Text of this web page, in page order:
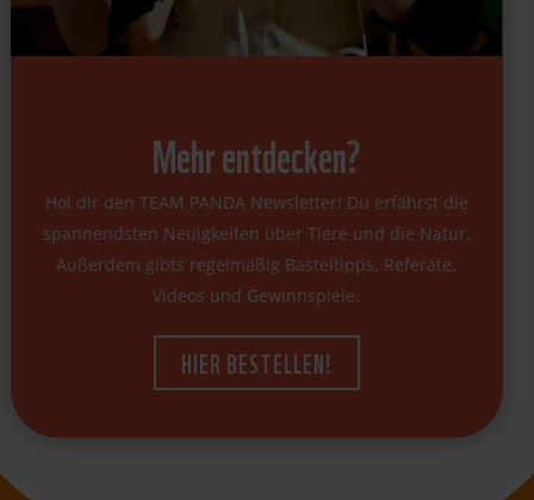
Mehr entdecken?
Hol dir den TEAM PANDA Newsletter! Du erfährst die
spannendsten Neuigkeiten über Tiere und die Natur.
Außerdem gibts regelmäßig Basteltipps, Referate,
Videos und Gewinnspiele.
HIER BESTELLEN!